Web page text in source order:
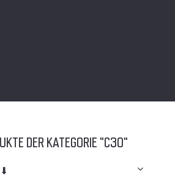
DER KATEGORIE "C30"